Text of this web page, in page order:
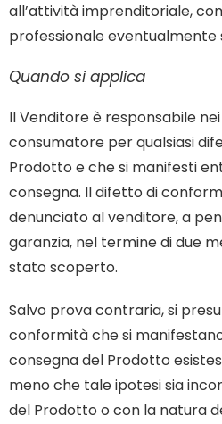
all’attività imprenditoriale,
professionale eventualmente
Quando si applica
Il Venditore è responsabile
consumatore per qualsiasi
Prodotto e che si manifesti
consegna. Il difetto di
denunciato al venditore, a
garanzia, nel termine di due
stato scoperto.
Salvo prova contraria, si
conformità che si
consegna del Prodotto
meno che tale ipotesi sia
del Prodotto o con la natura